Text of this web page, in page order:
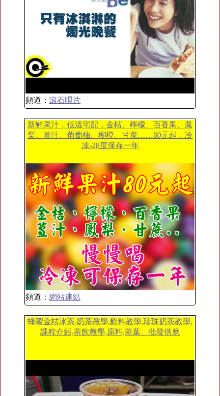
頻道： 滾石唱片
新鮮果汁，低溫宅配，金桔、檸檬、百香果、鳳
梨、薑汁、葡萄柚、柳橙、甘蔗……80元起，冷
凍-28度保存一年
頻道： 網站連結
蜂蜜金桔冰茶,奶茶教學,飲料教學,珍珠奶茶教學,
課程介紹,茶飲教學,原料,茶葉、批發供應